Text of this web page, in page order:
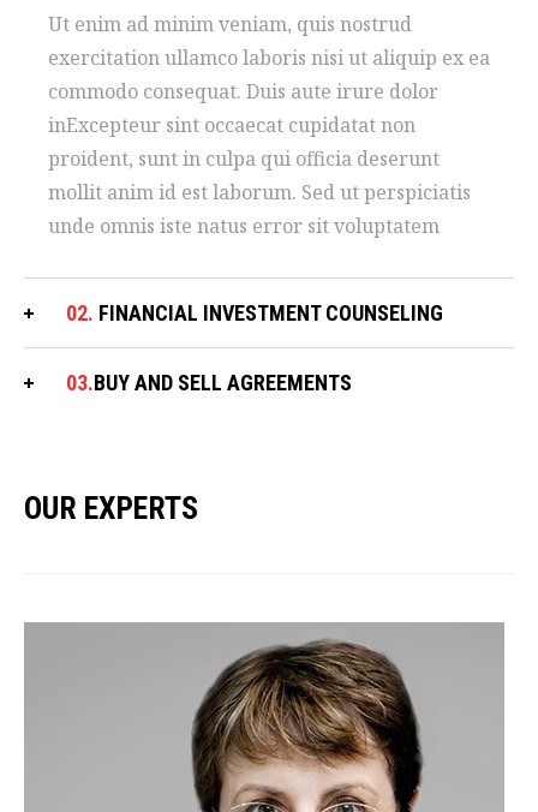
Ut enim ad minim veniam, quis nostrud
exercitation ullamco laboris nisi ut aliquip ex ea
commodo consequat. Duis aute irure dolor
inExcepteur sint occaecat cupidatat non
proident, sunt in culpa qui officia deserunt
mollit anim id est laborum. Sed ut perspiciatis
unde omnis iste natus error sit voluptatem
02. FINANCIAL INVESTMENT COUNSELING
03.BUY AND SELL AGREEMENTS
OUR EXPERTS